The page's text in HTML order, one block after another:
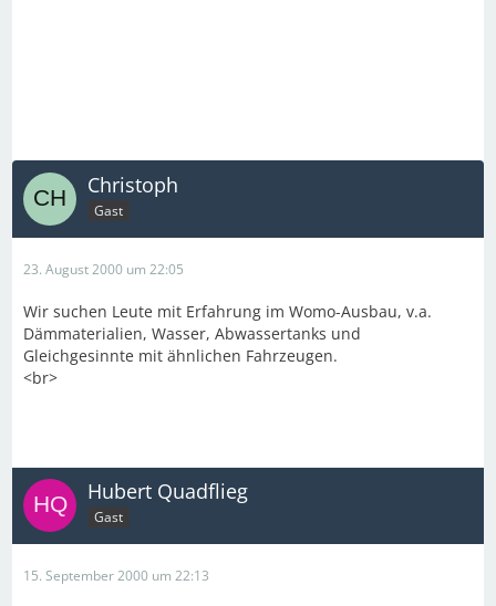
Christoph
Gast
23. August 2000 um 22:05
Wir suchen Leute mit Erfahrung im Womo-Ausbau, v.a.
Dämmaterialien, Wasser, Abwassertanks und
Gleichgesinnte mit ähnlichen Fahrzeugen.
<br>
Hubert Quadflieg
Gast
15. September 2000 um 22:13